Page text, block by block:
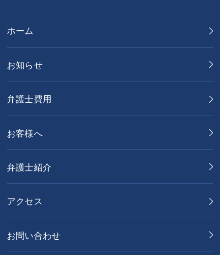
ホーム
お知らせ
弁護士費用
お客様へ
弁護士紹介
アクセス
お問い合わせ